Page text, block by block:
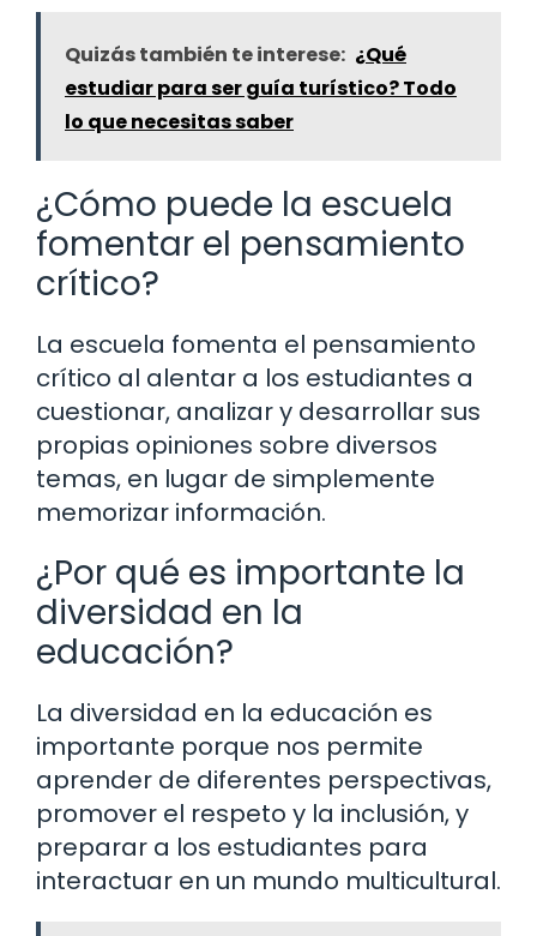
Quizás también te interese: ¿Qué
estudiar para ser guía turístico? Todo
lo que necesitas saber
¿Cómo puede la escuela
fomentar el pensamiento
crítico?
La escuela fomenta el pensamiento
crítico al alentar a los estudiantes a
cuestionar, analizar y desarrollar sus
propias opiniones sobre diversos
temas, en lugar de simplemente
memorizar información.
¿Por qué es importante la
diversidad en la
educación?
La diversidad en la educación es
importante porque nos permite
aprender de diferentes perspectivas,
promover el respeto y la inclusión, y
preparar a los estudiantes para
interactuar en un mundo multicultural.